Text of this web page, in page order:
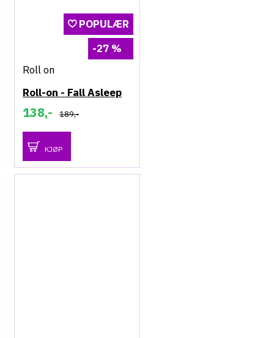
POPULÆR
-27 %
Roll on
Roll-on - Fall Asleep
138,- 189,-
KJØP